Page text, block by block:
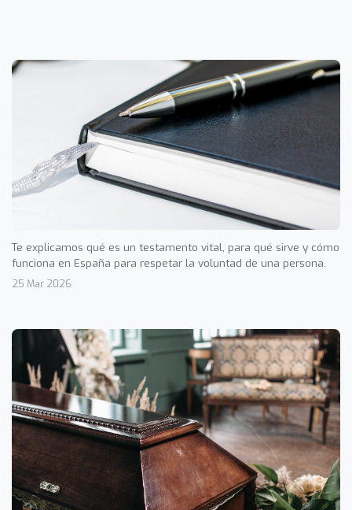
Te explicamos qué es un testamento vital, para qué sirve y cómo
funciona en España para respetar la voluntad de una persona.
25 Mar 2026